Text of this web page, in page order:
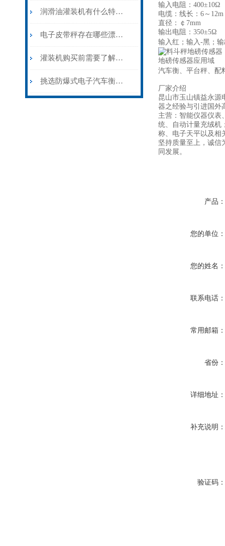
润滑油灌装机有什么特性？
电子皮带秤存在哪些漂移问题？
灌装机购买前需要了解的内容有哪些？
挑选防爆式电子汽车衡的原则
输入电阻：400±10Ω
电缆：线长：6～12m
直径：￠7mm
输出电阻：350±5Ω
输入红；输入-黑；
地磅传感器应用域
汽车衡、平台秤、配
厂家介绍
昆山市玉山镇益永源
器之经验与引进国外
主营：智能仪器仪表
统、自动计量充绒机
称、电子天平以及相
坚持质量至上，诚信
同发展。
产品：
您的单位：
您的姓名：
联系电话：
常用邮箱：
省份：
详细地址：
补充说明：
验证码：